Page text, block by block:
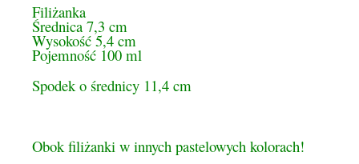
Filiżanka
Średnica 7,3 cm
Wysokość 5,4 cm
Pojemność 100 ml
Spodek o średnicy 11,4 cm
Obok filiżanki w innych pastelowych kolorach!